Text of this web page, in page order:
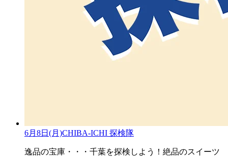
6月8日(月)CHIBA-ICHI 探検隊
逸品の宝庫・・・千葉を探検しよう！絶品のスイーツ